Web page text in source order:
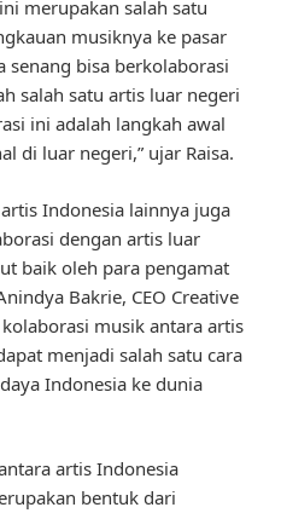
merupakan salah satu
musiknya ke pasar
senang bisa berkolaborasi
salah satu artis luar negeri
ini adalah langkah awal
di luar negeri,” ujar Raisa.
Indonesia lainnya juga
dengan artis luar
baik oleh para pengamat
Bakrie, CEO Creative
musik antara artis
menjadi salah satu cara
Indonesia ke dunia
artis Indonesia
bentuk dari